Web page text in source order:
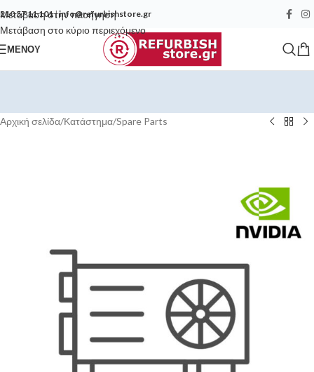
Μετάβαση στην πλοήγηση
Μετάβαση στο κύριο περιεχόμενο
210 57 11 101|info@refurbishstore.gr
ΜΕΝΟΎ
Αρχική σελίδα/Κατάστημα/Spare Parts